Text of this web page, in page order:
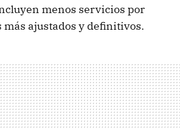
menos servicios por
más ajustados y definitivos.